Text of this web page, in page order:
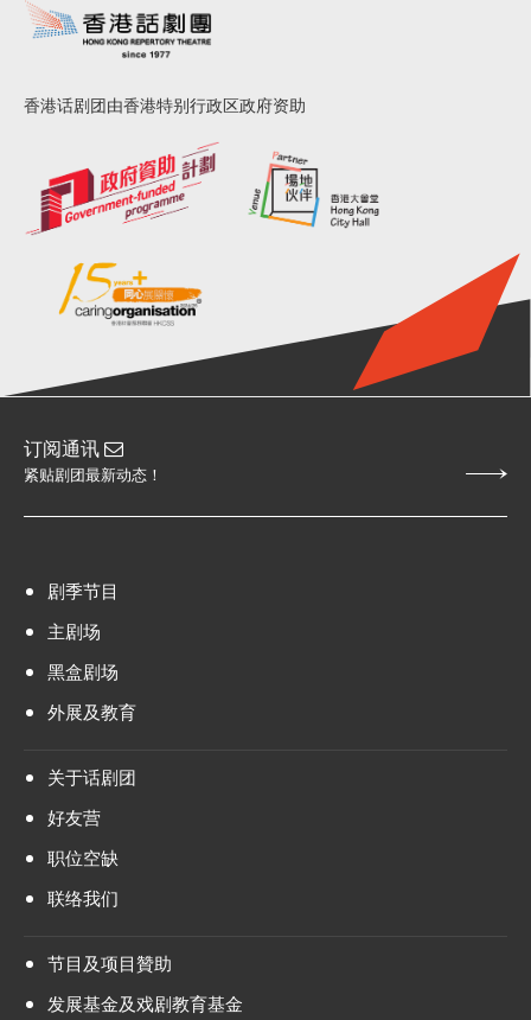
香港话剧团由香港特别行政区政府资助
订阅通讯
紧贴剧团最新动态！
剧季节目
主剧场
黑盒剧场
外展及教育
关于话剧团
好友营
职位空缺
联络我们
节目及项目贊助
发展基金及戏剧教育基金